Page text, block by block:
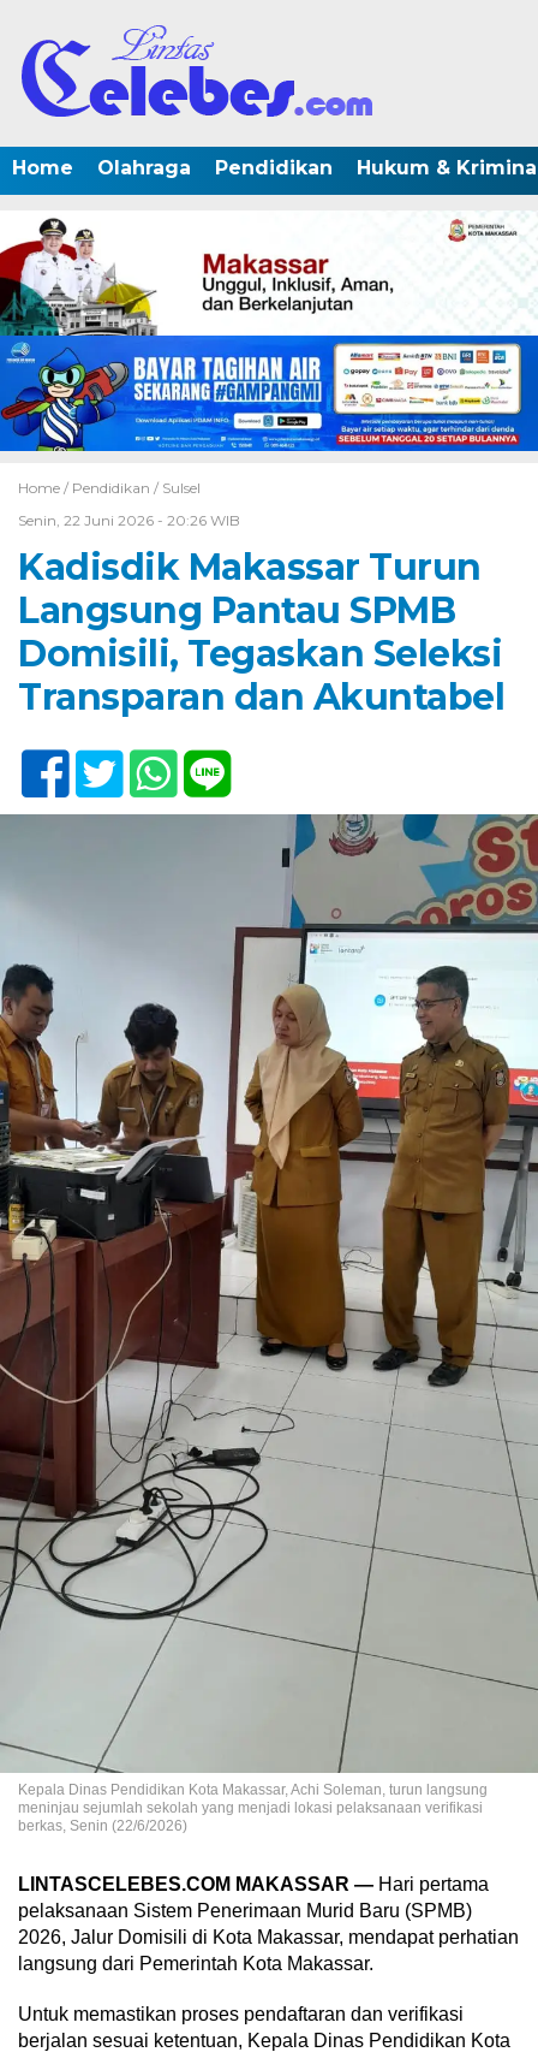
Home Olahraga Pendidikan Hukum &
Home / Pendidikan / Sulsel
Senin, 22 Juni 2026 - 20:26 WIB
Kadisdik Makassar Turun
Langsung Pantau SPMB
Domisili, Tegaskan Seleksi
Transparan dan Akuntabel
Kepala Dinas Pendidikan Kota Makassar, Achi Soleman, turun langsung
meninjau sejumlah sekolah yang menjadi lokasi pelaksanaan verifikasi
berkas, Senin (22/6/2026)
LINTASCELEBES.COM MAKASSAR — Hari pertama
pelaksanaan Sistem Penerimaan Murid Baru (SPMB)
2026, Jalur Domisili di Kota Makassar, mendapat perhatian
langsung dari Pemerintah Kota Makassar.
Untuk memastikan proses pendaftaran dan verifikasi
berjalan sesuai ketentuan, Kepala Dinas Pendidikan Kota